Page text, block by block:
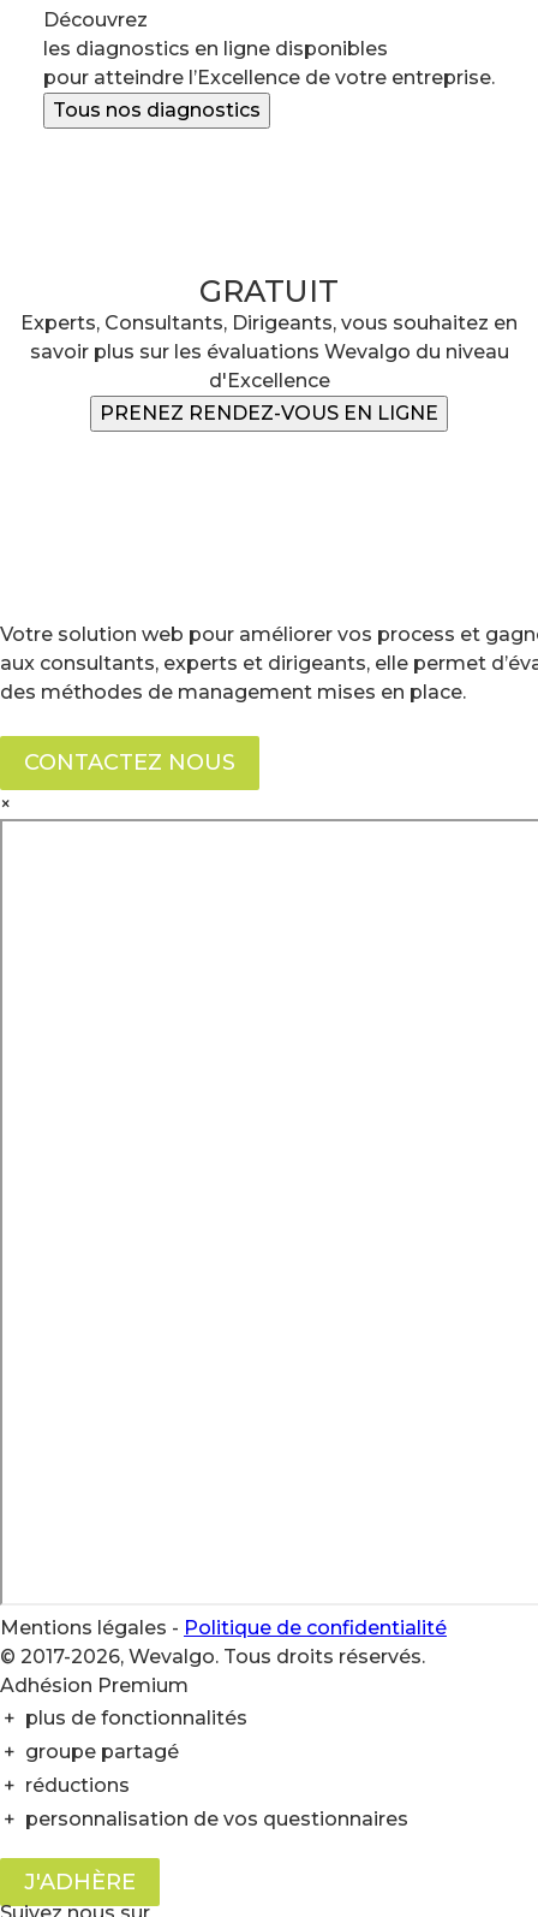
Découvrez
les diagnostics en ligne disponibles
pour atteindre l’Excellence de votre entreprise.
Tous nos diagnostics
GRATUIT
Experts, Consultants, Dirigeants, vous souhaitez en
savoir plus sur les évaluations Wevalgo du niveau
d'Excellence
PRENEZ RENDEZ-VOUS EN LIGNE
Votre solution web pour améliorer vos process et
aux consultants, experts et dirigeants, elle permet
des méthodes de management mises en place.
CONTACTEZ NOUS
×
Mentions légales - Politique de confidentialité
© 2017-2026, Wevalgo. Tous droits réservés.
Adhésion Premium
+ plus de fonctionnalités
+ groupe partagé
+ réductions
+ personnalisation de vos questionnaires
J'ADHÈRE